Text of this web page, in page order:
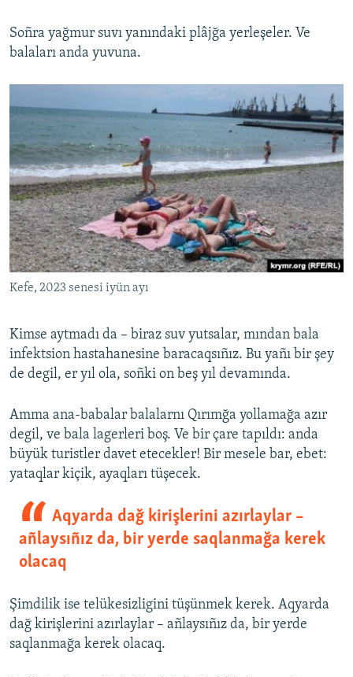
Soñra yağmur suvı yanındaki plâjğa yerleşeler. Ve
balaları anda yuvuna.
Kefe, 2023 senesi iyün ayı
Kimse aytmadı da – biraz suv yutsalar, mından bala
infektsion hastahanesine baracaqsıñız. Bu yañı bir şey
de degil, er yıl ola, soñki on beş yıl devamında.
Amma ana-babalar balalarnı Qırımğa yollamağa azır
degil, ve bala lagerleri boş. Ve bir çare tapıldı: anda
büyük turistler davet etecekler! Bir mesele bar, ebet:
yataqlar kiçik, ayaqları tüşecek.
Aqyarda dağ kirişlerini azırlaylar –
añlaysıñız da, bir yerde saqlanmağa kerek
olacaq
Şimdilik ise telükesizligini tüşünmek kerek. Aqyarda
dağ kirişlerini azırlaylar – añlaysıñız da, bir yerde
saqlanmağa kerek olacaq.